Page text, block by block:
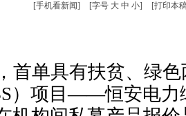
[手机看新闻] [字号 大 中 小] [打印本
单具有扶贫、绿色
）项目——恒安电力